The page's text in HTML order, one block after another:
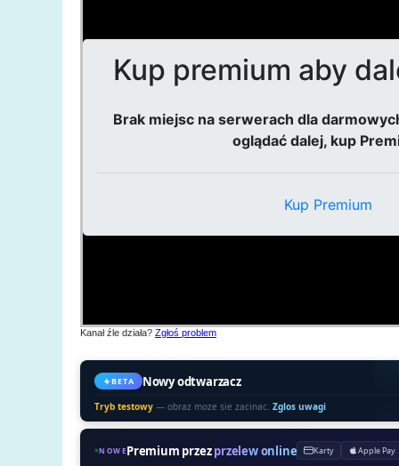
Kanał źle działa? Zgłoś problem
BETA Nowy odtwarzacz
Tryb testowy — obraz moze sie zacinac. Zglos uwagi
NOWEPremium przezprzelew online Karty Apple Pay